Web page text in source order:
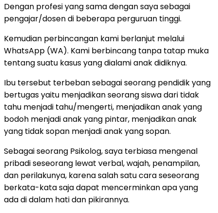
Dengan profesi yang sama dengan saya sebagai
pengajar/dosen di beberapa perguruan tinggi.
Kemudian perbincangan kami berlanjut melalui
WhatsApp (WA). Kami berbincang tanpa tatap muka
tentang suatu kasus yang dialami anak didiknya.
Ibu tersebut terbeban sebagai seorang pendidik yang
bertugas yaitu menjadikan seorang siswa dari tidak
tahu menjadi tahu/mengerti, menjadikan anak yang
bodoh menjadi anak yang pintar, menjadikan anak
yang tidak sopan menjadi anak yang sopan.
Sebagai seorang Psikolog, saya terbiasa mengenal
pribadi seseorang lewat verbal, wajah, penampilan,
dan perilakunya, karena salah satu cara seseorang
berkata-kata saja dapat mencerminkan apa yang
ada di dalam hati dan pikirannya.